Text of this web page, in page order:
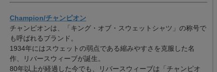
Champion/チャンピオン
チャンピオンは、「キング・オブ・スウェットシャツ」の称号で
も呼ばれるブランド。
1934年にはスウェットの弱点である縮みやすさを克服した名
作、リバースウィーブが誕生。
80年以上が経過した今でも、リバースウィーブは「チャンピオ